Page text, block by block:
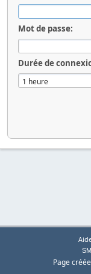
Mot de passe:
Durée de
Page